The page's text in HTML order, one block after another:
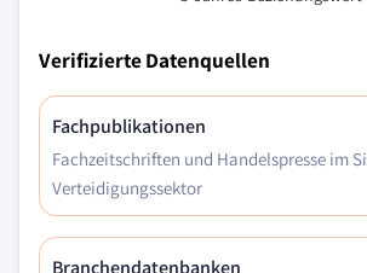
Verifizierte Datenquellen
Fachpublikationen
Fachzeitschriften und Handelspresse im
Verteidigungssektor
Branchendatenbanken